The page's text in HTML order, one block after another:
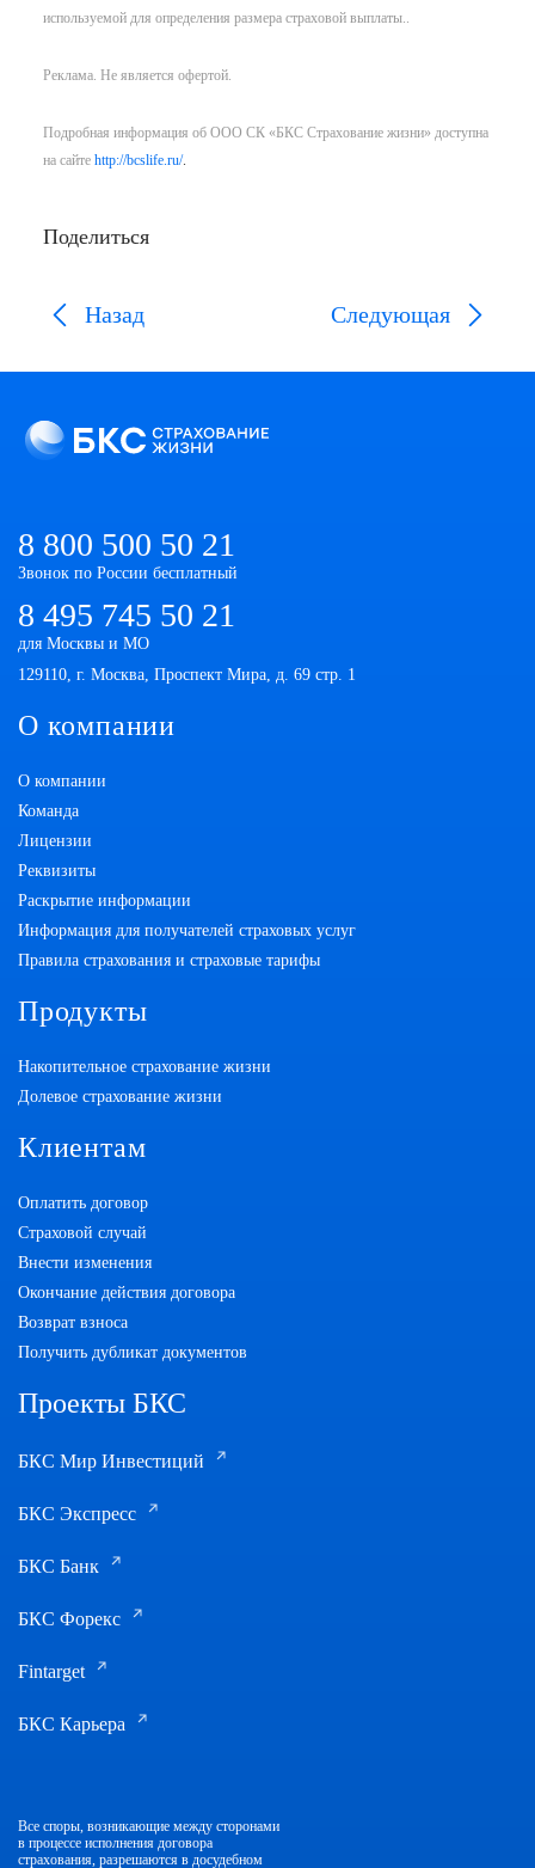
используемой для определения размера страховой выплаты..
Реклама. Не является офертой.
Подробная информация об ООО СК «БКС Страхование жизни» доступна
на сайте http://bcslife.ru/.
Поделиться
Назад Следующая
8 800 500 50 21
Звонок по России бесплатный
8 495 745 50 21
для Москвы и МО
129110, г. Москва, Проспект Мира, д. 69 стр. 1
О компании
О компании
Команда
Лицензии
Реквизиты
Раскрытие информации
Информация для получателей страховых услуг
Правила страхования и страховые тарифы
Продукты
Накопительное страхование жизни
Долевое страхование жизни
Клиентам
Оплатить договор
Страховой случай
Внести изменения
Окончание действия договора
Возврат взноса
Получить дубликат документов
Проекты БКС
БКС Мир Инвестиций
БКС Экспресс
БКС Банк
БКС Форекс
Fintarget
БКС Карьера
Все споры, возникающие между сторонами
в процессе исполнения договора
страхования, разрешаются в досудебном